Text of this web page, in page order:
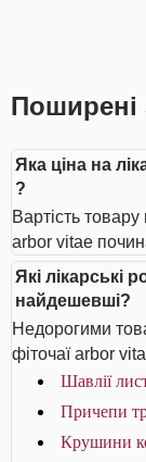
Поширені
Яка ціна на
?
Вартість товару
arbor vitae
Які лікарські
найдешевші?
Недорогими
фіточаї arbor
Шавлії
Причепи
Крушини